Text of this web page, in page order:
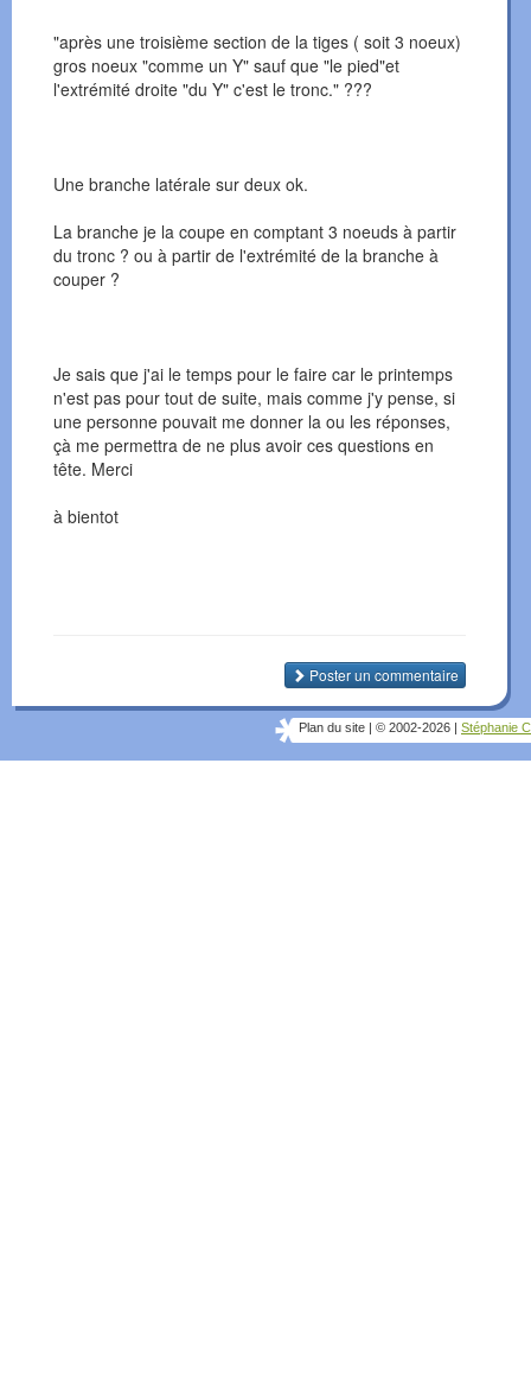
"après une troisième section de la tiges ( soit 3 noeux)
gros noeux "comme un Y" sauf que "le pied"et
l'extrémité droite "du Y" c'est le tronc." ???
Une branche latérale sur deux ok.
La branche je la coupe en comptant 3 noeuds à partir
du tronc ? ou à partir de l'extrémité de la branche à
couper ?
Je sais que j'ai le temps pour le faire car le printemps
n'est pas pour tout de suite, mais comme j'y pense, si
une personne pouvait me donner la ou les réponses,
çà me permettra de ne plus avoir ces questions en
tête. Merci
à bientot
Poster un commentaire
Plan du site © 2002-2026 Stéphanie C